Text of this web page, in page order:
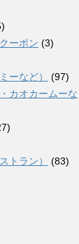
ーポン (3)
ーなど）
(97)
カオカームーな
トラン）
(83)